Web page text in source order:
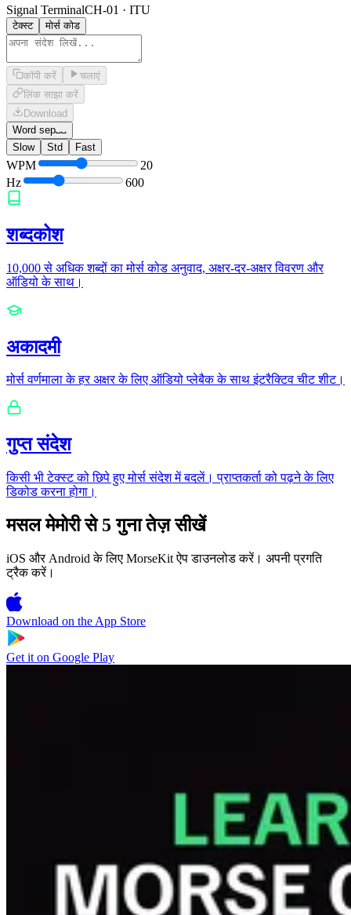
Signal TerminalCH-01 · ITU
टेक्स्ट मोर्स कोड
कॉपी करें
चलाएं
लिंक साझा करें
Download
Word sep␣␣
Slow
Std Fast
WPM
20
Hz
600
शब्दकोश
10,000 से अधिक शब्दों का मोर्स कोड अनुवाद, अक्षर-दर-अक्षर विवरण और
ऑडियो के साथ।
अकादमी
मोर्स वर्णमाला के हर अक्षर के लिए ऑडियो प्लेबैक के साथ इंटरैक्टिव चीट शीट।
गुप्त संदेश
किसी भी टेक्स्ट को छिपे हुए मोर्स संदेश में बदलें। प्राप्तकर्ता को पढ़ने के लिए
डिकोड करना होगा।
मसल मेमोरी से 5 गुना तेज़ सीखें
iOS और Android के लिए MorseKit ऐप डाउनलोड करें। अपनी प्रगति
ट्रैक करें।
Download on the App Store
Get it on Google Play